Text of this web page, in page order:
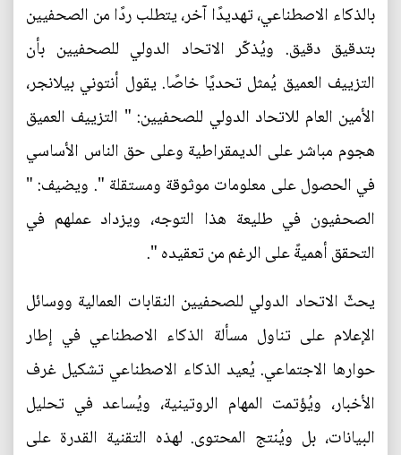
بالذكاء الاصطناعي، تهديدًا آخر، يتطلب ردًا من الصحفيين
بتدقيق دقيق. ويُذكّر الاتحاد الدولي للصحفيين بأن
التزييف العميق يُمثل تحديًا خاصًا. يقول أنتوني بيلانجر،
الأمين العام للاتحاد الدولي للصحفيين: " التزييف العميق
هجوم مباشر على الديمقراطية وعلى حق الناس الأساسي
في الحصول على معلومات موثوقة ومستقلة ". ويضيف: "
الصحفيون في طليعة هذا التوجه، ويزداد عملهم في
التحقق أهميةً على الرغم من تعقيده ".
يحثّ الاتحاد الدولي للصحفيين النقابات العمالية ووسائل
الإعلام على تناول مسألة الذكاء الاصطناعي في إطار
حوارها الاجتماعي. يُعيد الذكاء الاصطناعي تشكيل غرف
الأخبار، ويُؤتمت المهام الروتينية، ويُساعد في تحليل
البيانات، بل ويُنتج المحتوى. لهذه التقنية القدرة على